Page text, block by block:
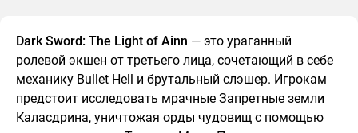
Dark Sword: The Light of Ainn — это ураганный
ролевой экшен от третьего лица, сочетающий в себе
механику Bullet Hell и брутальный слэшер. Игрокам
предстоит исследовать мрачные Запретные земли
Каласдрина, уничтожая орды чудовищ с помощью